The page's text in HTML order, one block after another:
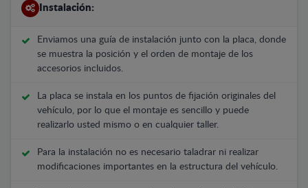
Instalación:
Enviamos una guía de instalación junto con la placa, donde
se muestra la posición y el orden de montaje de los
accesorios incluidos.
La placa se instala en los puntos de fijación originales del
vehículo, por lo que el montaje es sencillo y puede
realizarlo usted mismo o en cualquier taller.
Para la instalación no es necesario taladrar ni realizar
modificaciones importantes en la estructura del vehículo.